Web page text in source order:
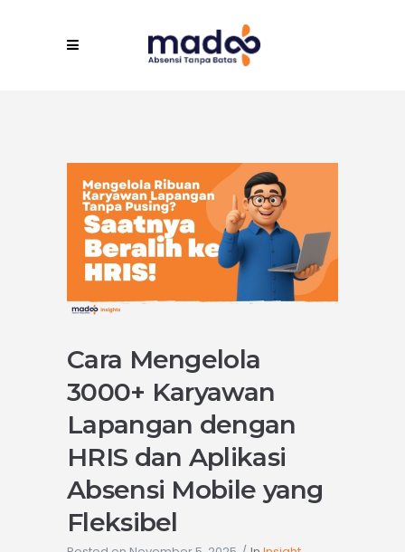
Cara Mengelola
3000+ Karyawan
Lapangan dengan
HRIS dan Aplikasi
Absensi Mobile yang
Fleksibel